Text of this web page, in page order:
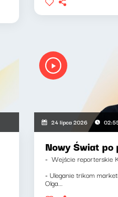
24 lipca 2026
Nowy Świat
- Wejście reporterskie
- Uleganie trikom
Olga...